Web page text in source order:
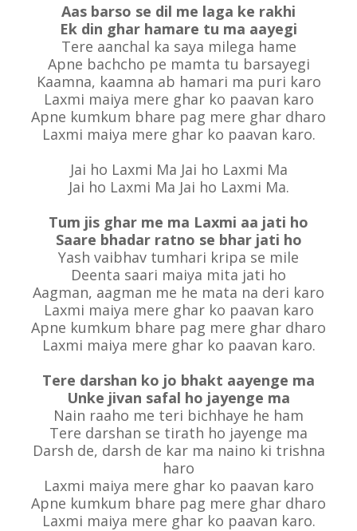
Aas barso se dil me laga ke rakhi
Ek din ghar hamare tu ma aayegi
Tere aanchal ka saya milega hame
Apne bachcho pe mamta tu barsayegi
Kaamna, kaamna ab hamari ma puri karo
Laxmi maiya mere ghar ko paavan karo
Apne kumkum bhare pag mere ghar dharo
Laxmi maiya mere ghar ko paavan karo.
Jai ho Laxmi Ma Jai ho Laxmi Ma
Jai ho Laxmi Ma Jai ho Laxmi Ma.
Tum jis ghar me ma Laxmi aa jati ho
Saare bhadar ratno se bhar jati ho
Yash vaibhav tumhari kripa se mile
Deenta saari maiya mita jati ho
Aagman, aagman me he mata na deri karo
Laxmi maiya mere ghar ko paavan karo
Apne kumkum bhare pag mere ghar dharo
Laxmi maiya mere ghar ko paavan karo.
Tere darshan ko jo bhakt aayenge ma
Unke jivan safal ho jayenge ma
Nain raaho me teri bichhaye he ham
Tere darshan se tirath ho jayenge ma
Darsh de, darsh de kar ma naino ki trishna
haro
Laxmi maiya mere ghar ko paavan karo
Apne kumkum bhare pag mere ghar dharo
Laxmi maiya mere ghar ko paavan karo.